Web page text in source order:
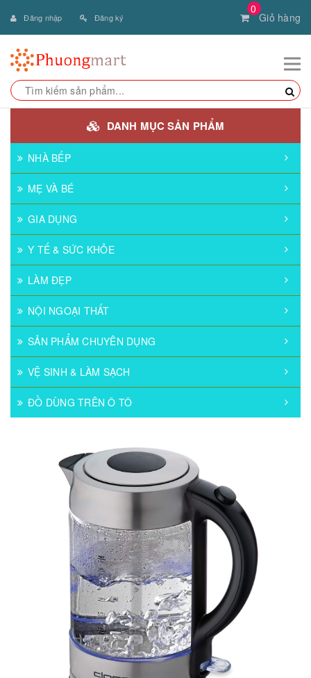
0
Giỏ hàng
Đăng nhập Đăng ký
DANH MỤC SẢN PHẨM
NHÀ BẾP
MẸ VÀ BÉ
GIA DỤNG
Y TẾ & SỨC KHỎE
LÀM ĐẸP
NỘI NGOẠI THẤT
SẢN PHẨM CHUYÊN DỤNG
VỆ SINH & LÀM SẠCH
ĐỒ DÙNG TRÊN Ô TÔ